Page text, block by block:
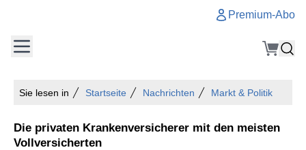
Premium-Abo
Sie lesen in Startseite Nachrichten Markt & Politik
Die privaten Krankenversicherer mit den meisten
Vollversicherten